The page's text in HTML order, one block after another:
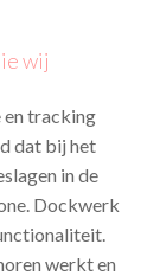
wij
tracking
dat bij het
in de
Dockwerk
werkt en